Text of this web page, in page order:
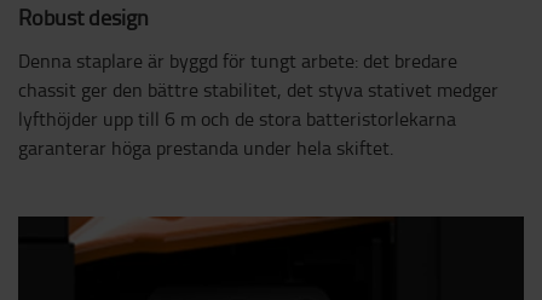
Robust design
Denna staplare är byggd för tungt arbete: det bredare
chassit ger den bättre stabilitet, det styva stativet medger
lyfthöjder upp till 6 m och de stora batteristorlekarna
garanterar höga prestanda under hela skiftet.